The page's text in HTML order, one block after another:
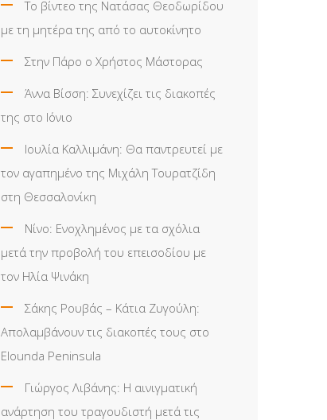
Το βίντεο της Νατάσας Θεοδωρίδου
με τη μητέρα της από το αυτοκίνητο
Στην Πάρο ο Χρήστος Μάστορας
Άννα Βίσση: Συνεχίζει τις διακοπές
της στο Ιόνιο
Ιουλία Καλλιμάνη: Θα παντρευτεί με
τον αγαπημένο της Μιχάλη Τουρατζίδη
στη Θεσσαλονίκη
Νίνο: Ενοχλημένος με τα σχόλια
μετά την προβολή του επεισοδίου με
τον Ηλία Ψινάκη
Σάκης Ρουβάς – Κάτια Ζυγούλη:
Απολαμβάνουν τις διακοπές τους στο
Elounda Peninsula
Γιώργος Λιβάνης: Η αινιγματική
ανάρτηση του τραγουδιστή μετά τις